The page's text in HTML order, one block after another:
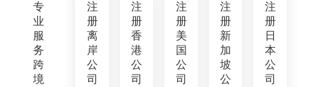
专
业
服
务
跨
境
注
册
离
岸
公
司
注
册
香
港
公
司
注
册
美
国
公
司
注
册
新
加
坡
公
注
册
日
本
公
司